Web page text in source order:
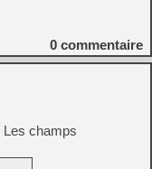
0 commentaire
Les champs